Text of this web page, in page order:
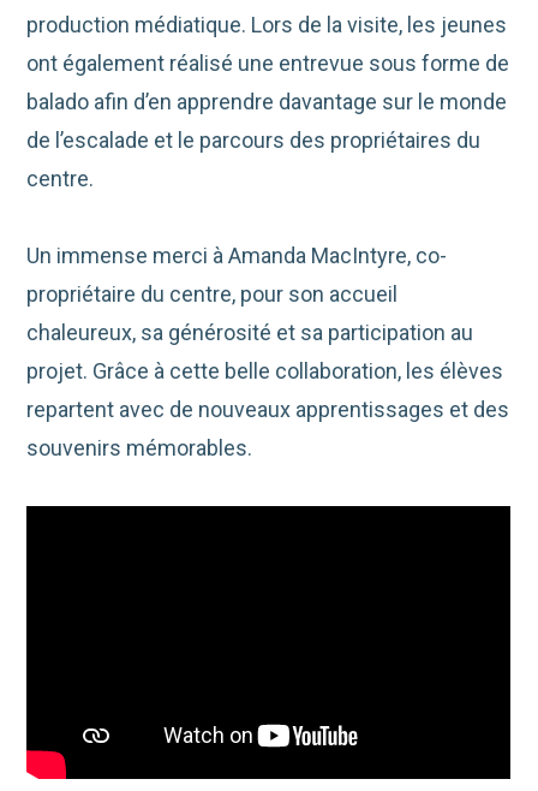
production médiatique. Lors de la visite, les jeunes
ont également réalisé une entrevue sous forme de
balado afin d’en apprendre davantage sur le monde
de l’escalade et le parcours des propriétaires du
centre.
Un immense merci à Amanda MacIntyre, co-
propriétaire du centre, pour son accueil
chaleureux, sa générosité et sa participation au
projet. Grâce à cette belle collaboration, les élèves
repartent avec de nouveaux apprentissages et des
souvenirs mémorables.